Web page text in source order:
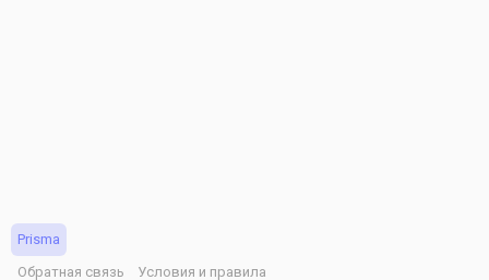
Prisma
Обратная связь
Условия и правила